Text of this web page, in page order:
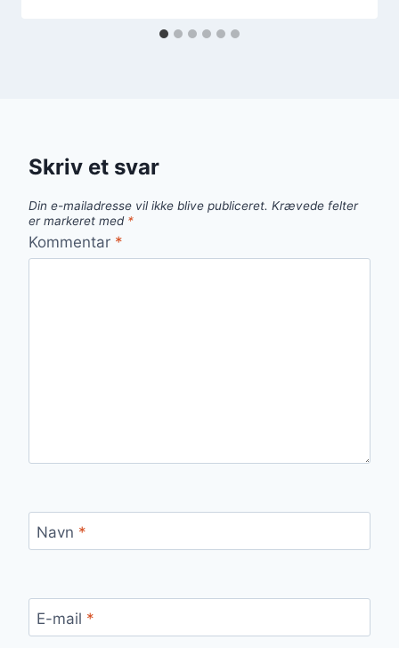
Skriv et svar
Din e-mailadresse vil ikke blive publiceret. Krævede felter
er markeret med *
Kommentar *
Navn *
E-mail *